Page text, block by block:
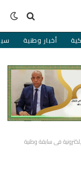
أخبار وطنية
في سابقة وطنية